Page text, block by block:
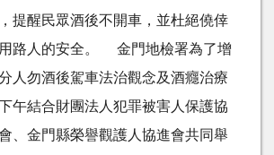
提醒民眾酒後不開車，並杜絕僥倖
路人的安全。 金門地檢署為了增
人勿酒後駕車法治觀念及酒癮治療
午結合財團法人犯罪被害人保護協
、金門縣榮譽觀護人協進會共同舉